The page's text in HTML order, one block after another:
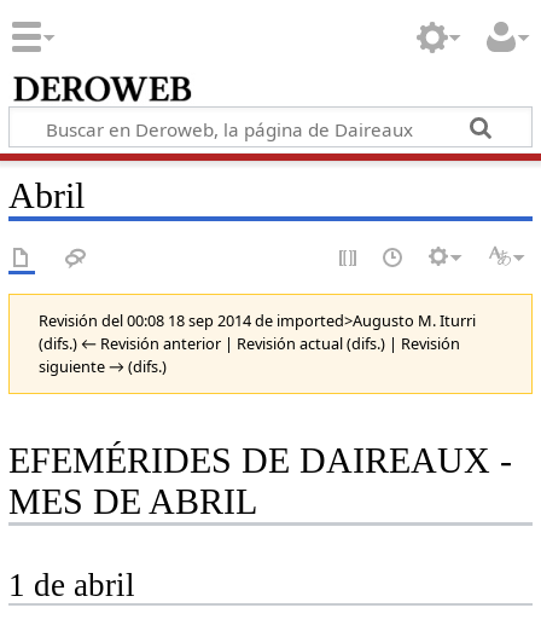
Abril
Revisión del 00:08 18 sep 2014 de imported>Augusto M. Iturri
(difs.) ← Revisión anterior | Revisión actual (difs.) | Revisión
siguiente → (difs.)
EFEMÉRIDES DE DAIREAUX -
MES DE ABRIL
1 de abril